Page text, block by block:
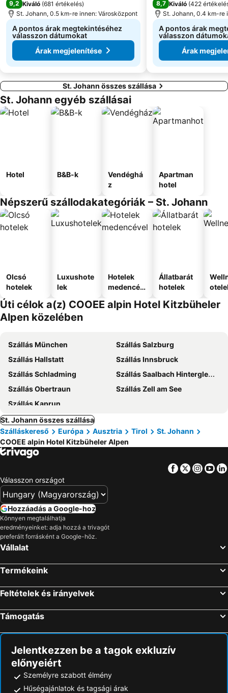
9,2 Kiváló (681 értékelés)
St. Johann, 0.5 km-re innen: Városközpont
A pontos árak megtekintéséhez
válasszon dátumokat
Árak megjelenítése
8,7 Kiváló (422
St. Johann, 0.4 km-re
A pontos árak
válasszon
Árak
St. Johann összes szállása
St. Johann egyéb szállásai
Hotel B&B-k
Vendéghá
z
Apartman
hotel
Népszerű szállodakategóriák – St. Johann
Olcsó
hotelek
Luxushote
lek
Hotelek
medencév
Állatbarát
hotelek
Úti célok a(z) COOEE alpin Hotel Kitzbüheler
Alpen közelében
Szállás München
Szállás Salzburg
Szállás Hallstatt
Szállás Innsbruck
Szállás Schladming
Szállás Saalbach Hinterglemm
Szállás Obertraun
Szállás Zell am See
Szállás Kaprun
St. Johann összes szállása
Szálláskereső
Európa Ausztria Tirol
St. Johann
COOEE alpin Hotel Kitzbüheler Alpen
Facebook
Twitter
Válasszon országot
Hozzáadás a Google-hoz
Könnyen megtalálhatja
eredményeinket: adja hozzá a trivagót
preferált forrásként a Google-höz.
Vállalat
Termékeink
Feltételek és irányelvek
Támogatás
Jelentkezzen be a tagok exkluzív
előnyeiért
Személyre szabott élmény
Hűségajánlatok és tagsági árak